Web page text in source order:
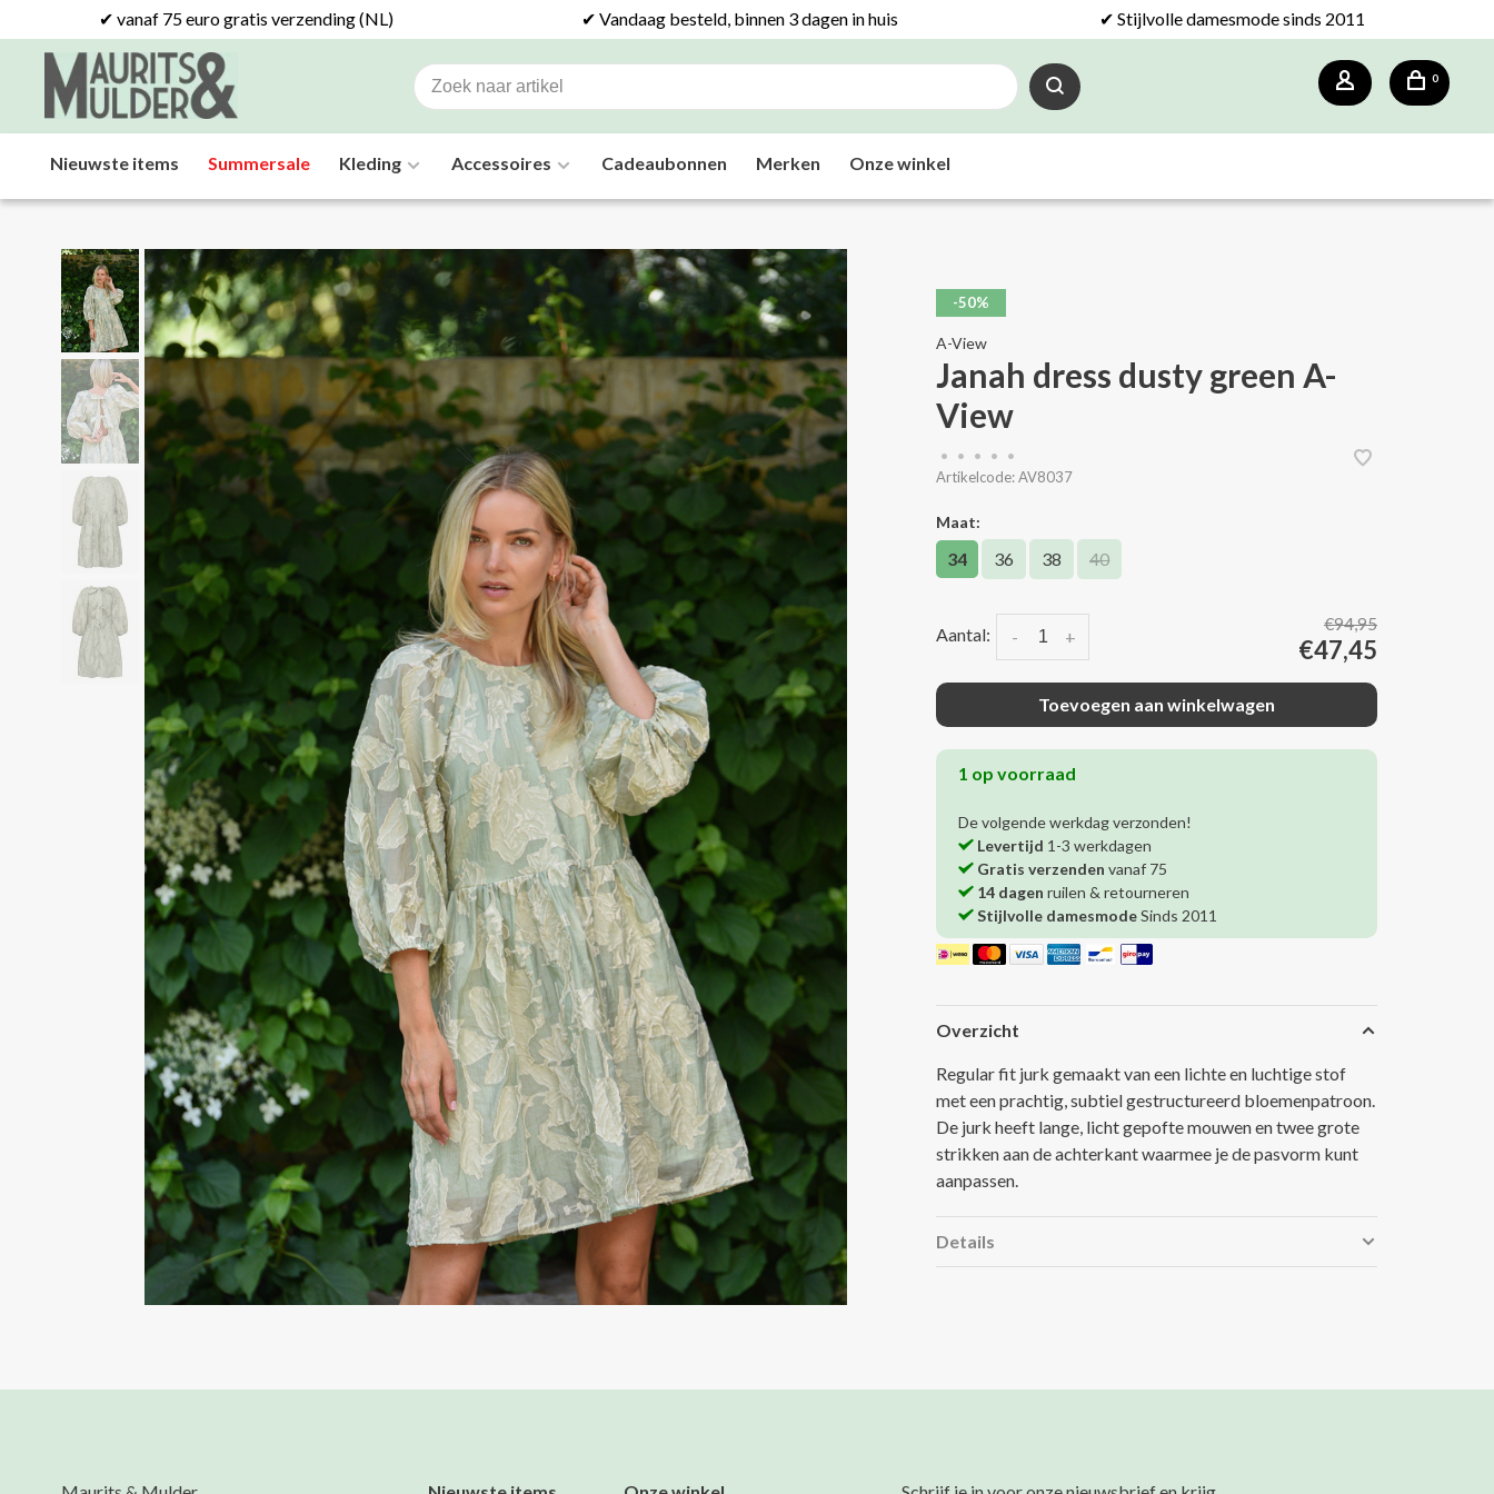
✔ vanaf 75 euro gratis verzending (NL) ✔ Vandaag besteld, binnen 3 dagen in huis ✔ Stijlvolle damesmode sinds 2011
0
Nieuwste items Summersale Kleding Accessoires Cadeaubonnen Merken Onze winkel
-50%
A-View
Janah dress dusty green A-
View
• • • •
•
Artikelcode:AV8037
Maat:
34 36 38 40
Aantal: +
-
€94,95
€47,45
Toevoegen aan winkelwagen
1 op voorraad
De volgende werkdag verzonden!
Levertijd 1-3 werkdagen
Gratis verzenden vanaf 75
14 dagen ruilen & retourneren
Stijlvolle damesmodeSinds 2011
Overzicht
Regular fit jurk gemaakt van een lichte en luchtige stof
met een prachtig, subtiel gestructureerd bloemenpatroon.
De jurk heeft lange, licht gepofte mouwen en twee grote
strikken aan de achterkant waarmee je de pasvorm kunt
aanpassen.
Details